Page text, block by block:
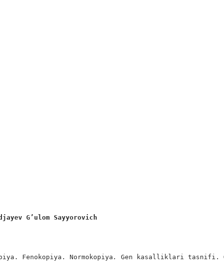
G’ulom Sayyorovich
Fenokopiya. Normokopiya . Gen kasalliklari tasnifi.